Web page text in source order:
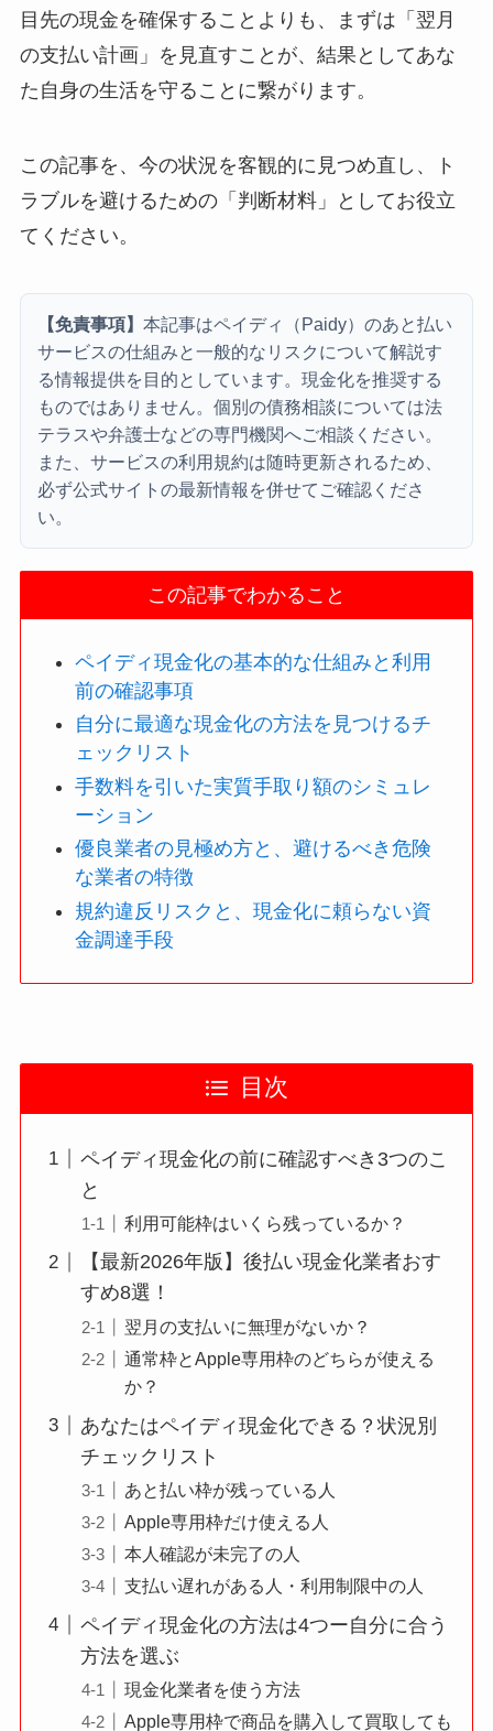
目先の現金を確保することよりも、まずは「翌月
の支払い計画」を見直すことが、結果としてあな
た自身の生活を守ることに繋がります。
この記事を、今の状況を客観的に見つめ直し、ト
ラブルを避けるための「判断材料」としてお役立
てください。
【免責事項】 本記事はペイディ（Paidy）のあと払い
サービスの仕組みと一般的なリスクについて解説す
る情報提供を目的としています。現金化を推奨する
ものではありません。個別の債務相談については法
テラスや弁護士などの専門機関へご相談ください。
また、サービスの利用規約は随時更新されるため、
必ず公式サイトの最新情報を併せてご確認くださ
い。
この記事でわかること
ペイディ現金化の基本的な仕組みと利用
前の確認事項
自分に最適な現金化の方法を見つけるチ
ェックリスト
手数料を引いた実質手取り額のシミュレ
ーション
優良業者の見極め方と、避けるべき危険
な業者の特徴
規約違反リスクと、現金化に頼らない資
金調達手段
目次
ペイディ現金化の前に確認すべき3つのこ
と
利用可能枠はいくら残っているか？
【最新2026年版】後払い現金化業者おす
すめ8選！
翌月の支払いに無理がないか？
通常枠とApple専用枠のどちらが使える
か？
あなたはペイディ現金化できる？状況別
チェックリスト
あと払い枠が残っている人
Apple専用枠だけ使える人
本人確認が未完了の人
支払い遅れがある人・利用制限中の人
ペイディ現金化の方法は4つー自分に合う
方法を選ぶ
現金化業者を使う方法
Apple専用枠で商品を購入して買取しても